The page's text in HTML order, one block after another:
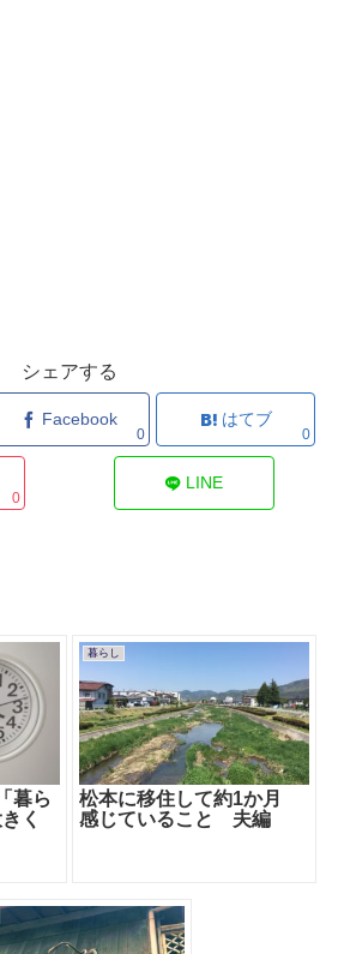
シェアする
Facebook
0
はてブ
0
0
LINE
暮ら
く
暮らし
松本に移住して約1か月
感じていること 夫編